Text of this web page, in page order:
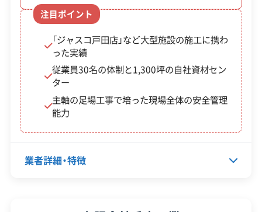
廃棄物処理と分別ルール
蕨市の解体工事で出る廃材は産業廃棄物とし
て扱われます。そのため市のゴミ処理施設（蕨
戸田衛生センター）には搬入できず、専門業者
注目ポイント
「ジャスコ戸田店」など大型施設の施工に携わ
った実績
従業員30名の体制と1,300坪の自社資材セン
ター
主軸の足場工事で培った現場全体の安全管理
能力
業者詳細・特徴